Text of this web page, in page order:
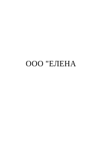
ООО "ЕЛЕНА